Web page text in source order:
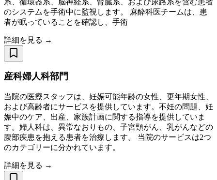
のシステムを手術中に監視します。 麻酔科医チームは、患
者が眠っていることを確認し、手術
詳細を見る →
産科婦人科部門
当院の医療スタッフは、妊娠可能年齢の女性、更年期女性、
および高齢者にサービスを提供しています。不妊の問題、妊
娠中のケア、出産、家族計画に関する指導を提供していま
す。婦人科は、異常なおりもの、子宮頸がん、乳がんなどの
腹部疾患を抱える患者を治療します。 当院のサービスは2つ
のカテゴリーに分かれています。
詳細を見る →